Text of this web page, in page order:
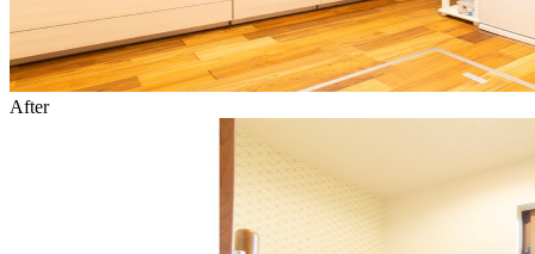
After